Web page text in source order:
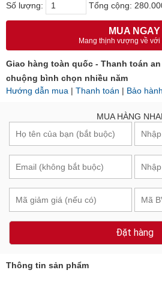
Số lượng:
Tổng cộng:
MUA NGAY
Mang thịnh vượng về với
Giao hàng toàn quốc - Thanh toán
chuộng bình chọn nhiều năm
Hướng dẫn mua | Thanh toán | Bảo hành
MUA HÀNG
Đặt hàng
Thông tin sản phẩm